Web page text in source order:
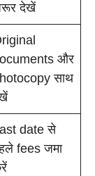
देखें
और
साथ
date से
fees जमा